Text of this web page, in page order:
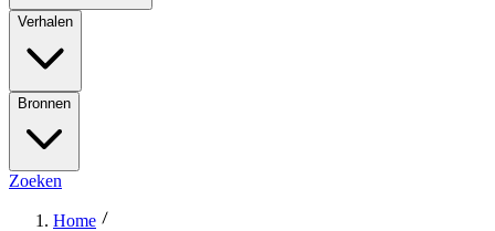
Verhalen
Bronnen
Zoeken
Home